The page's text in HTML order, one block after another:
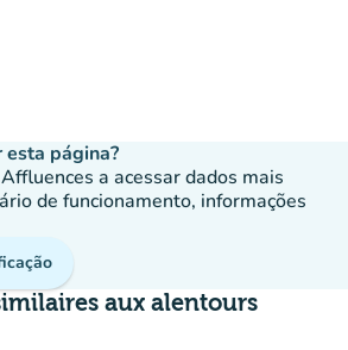
página?
a acessar dados mais
de funcionamento, informações
aux alentours